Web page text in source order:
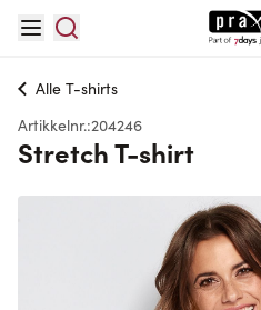
Alle T-shirts
Artikkelnr.:204246
Stretch T-shirt